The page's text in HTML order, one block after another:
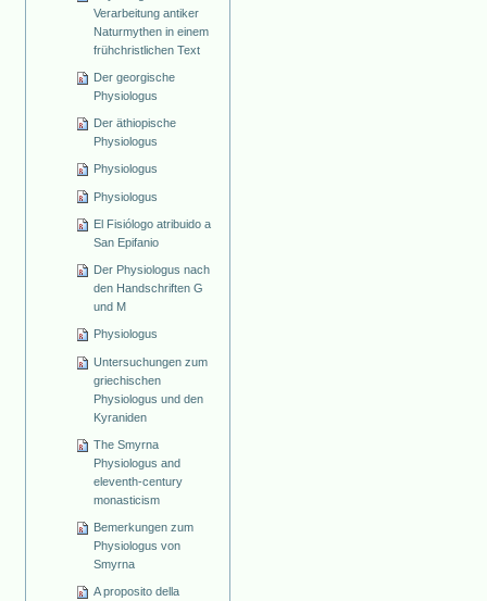
Verarbeitung antiker
Naturmythen in einem
frühchristlichen Text
Der georgische
Physiologus
Der äthiopische
Physiologus
Physiologus
Physiologus
El Fisiólogo atribuido a
San Epifanio
Der Physiologus nach
den Handschriften G
und M
Physiologus
Untersuchungen zum
griechischen
Physiologus und den
Kyraniden
The Smyrna
Physiologus and
eleventh-century
monasticism
Bemerkungen zum
Physiologus von
Smyrna
A proposito della